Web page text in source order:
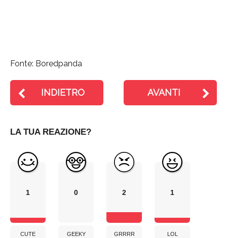
Fonte: Boredpanda
INDIETRO AVANTI
LA TUA REAZIONE?
1
CUTE
0
GEEKY
2
GRRRR
1
LOL